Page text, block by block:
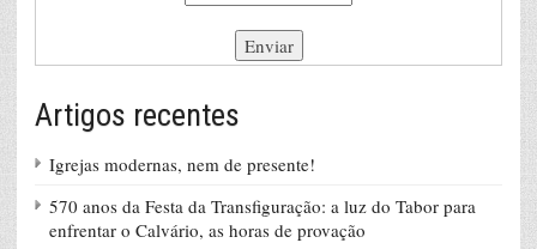
Artigos recentes
Igrejas modernas, nem de presente!
570 anos da Festa da Transfiguração: a luz do Tabor para
enfrentar o Calvário, as horas de provação